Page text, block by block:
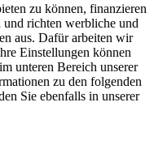
zu können, finanzieren
richten werbliche und
aus. Dafür arbeiten wir
Einstellungen können
unteren Bereich unserer
zu den folgenden
Sie ebenfalls in unserer